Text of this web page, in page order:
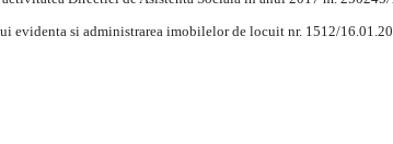
evidenta si administrarea imobilelor de locuit nr. 1512/